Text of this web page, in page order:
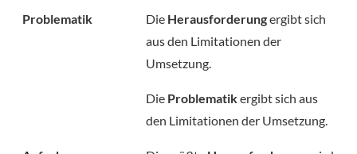
Problematik Die Herausforderungergibt sich
aus den Limitationen der
Umsetzung.
Die Problematikergibt sich aus
den Limitationen der Umsetzung.